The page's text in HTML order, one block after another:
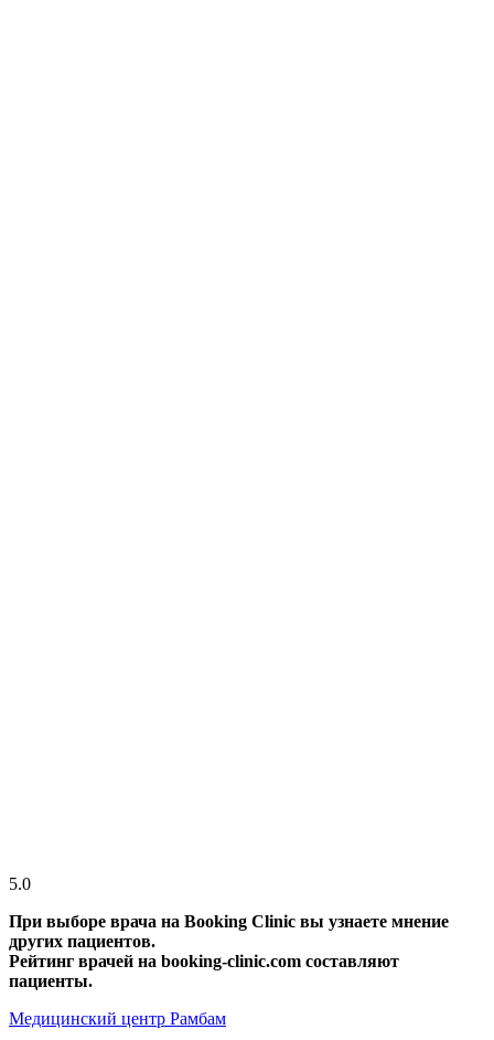
5.0
При выборе врача на Booking Clinic вы узнаете мнение
других пациентов.
Рейтинг врачей на booking-clinic.com составляют
пациенты.
Медицинский центр Рамбам